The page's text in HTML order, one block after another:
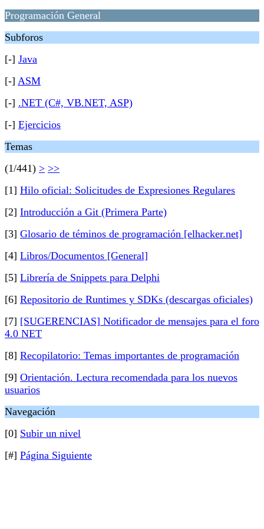
Programación General
Subforos
[-] Java
[-] ASM
[-] .NET (C#, VB.NET, ASP)
[-] Ejercicios
Temas
(1/441) > >>
[1] Hilo oficial: Solicitudes de Expresiones Regulares
[2] Introducción a Git (Primera Parte)
[3] Glosario de téminos de programación [elhacker.net]
[4] Libros/Documentos [General]
[5] Librería de Snippets para Delphi
[6] Repositorio de Runtimes y SDKs (descargas oficiales)
[7] [SUGERENCIAS] Notificador de mensajes para el foro
4.0 NET
[8] Recopilatorio: Temas importantes de programación
[9] Orientación. Lectura recomendada para los nuevos
usuarios
Navegación
[0] Subir un nivel
[#] Página Siguiente